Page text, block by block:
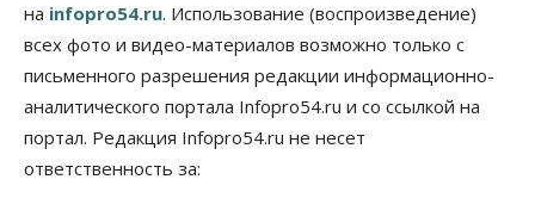
Власть
Режим ЧС ввели в Омской области из-за засухи
06 Августа 2026, 12:15
Новосибирск готовится к визиту Владимира
Путина
на infopro54.ru. Использование (воспроизведение)
всех фото и видео-материалов возможно только с
письменного разрешения редакции информационно-
аналитического портала Infopro54.ru и со ссылкой на
портал. Редакция Infopro54.ru не несет
ответственность за: